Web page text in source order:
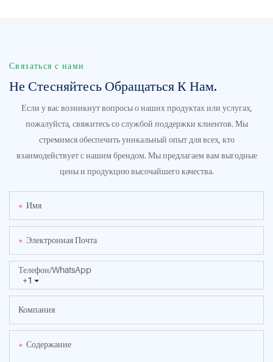
Связаться с нами
Не Стесняйтесь Обращаться К Нам.
Если у вас возникнут вопросы о наших продуктах или услугах,
пожалуйста, свяжитесь со службой поддержки клиентов. Мы
стремимся обеспечить уникальный опыт для всех, кто
взаимодействует с нашим брендом. Мы предлагаем вам выгодные
цены и продукцию высочайшего качества.
Имя
Электронная Почта
+1
Телефон/WhatsApp
Компания
Содержание